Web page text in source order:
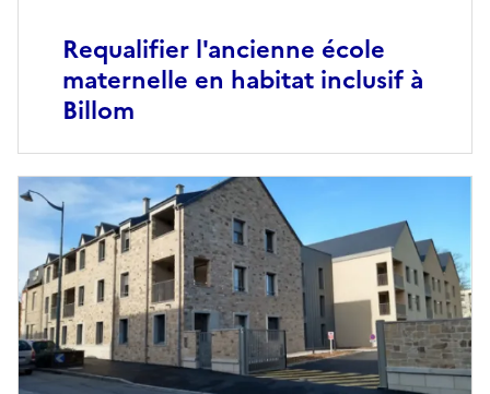
Requalifier l'ancienne école
maternelle en habitat inclusif à
Billom